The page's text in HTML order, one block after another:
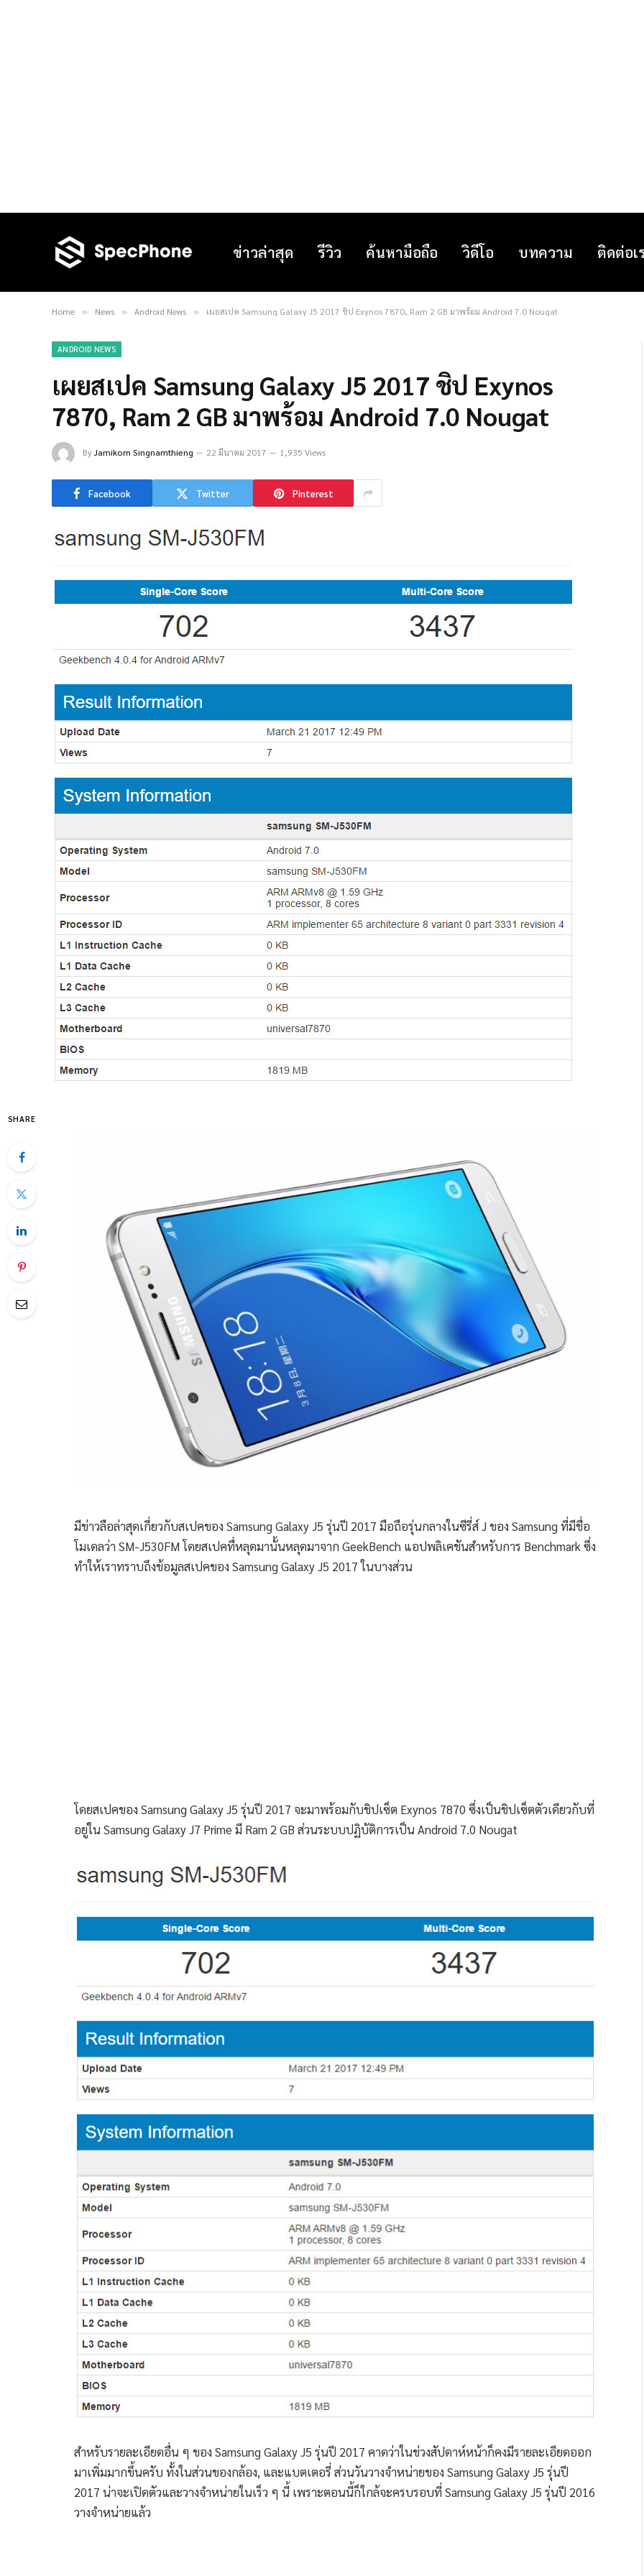
ข่าวล่าสุด รีวิว ค้นหามือถือ วิดีโอ บทความ ติดต่อเ
Home » News » Android News » เผยสเปค Samsung Galaxy J5 2017 ชิป Exynos 7870, Ram 2 GB มาพร้อม Android 7.0 Nougat
ANDROID NEWS
เผยสเปค Samsung Galaxy J5 2017 ชิป Exynos
7870, Ram 2 GB มาพร้อม Android 7.0 Nougat
ByJamikorn Singnamthieng 22 มีนาคม 2017 1,935 Views
Facebook Twitter Pinterest
SHARE
มีข่าวลือล่าสุดเกี่ยวกับสเปคของ Samsung Galaxy J5 รุ่นปี 2017 มือถือรุ่นกลางในซีรี่ส์ J ของ Samsung ที่มีชื่อ
โมเดลว่า SM-J530FM โดยสเปคทื่หลุดมานั้นหลุดมาจาก GeekBench แอปพลิเคชันสำหรับการ Benchmark ซึ่ง
ทำให้เราทราบถึงข้อมูลสเปคของ Samsung Galaxy J5 2017 ในบางส่วน
โดยสเปคของ Samsung Galaxy J5 รุ่นปี 2017 จะมาพร้อมกับชิปเซ็ต Exynos 7870 ซึ่งเป็นชิปเซ็ตตัวเดียวกับที่
อยู่ใน Samsung Galaxy J7 Prime มี Ram 2 GB ส่วนระบบปฏิบัติการเป็น Android 7.0 Nougat
สำหรับรายละเอียดอื่น ๆ ของ Samsung Galaxy J5 รุ่นปี 2017 คาดว่าในช่วงสัปดาห์หน้าก็คงมีรายละเอียดออก
มาเพิ่มมากขึ้นครับ ทั้งในส่วนของกล้อง, และแบตเตอรี่ ส่วนวันวางจำหน่ายของ Samsung Galaxy J5 รุ่นปี
2017 น่าจะเปิดตัวและวางจำหน่ายในเร็ว ๆ นี้ เพราะตอนนี้ก็ใกล้จะครบรอบที่ Samsung Galaxy J5 รุ่นปี 2016
วางจำหน่ายแล้ว